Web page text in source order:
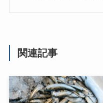
関連記事